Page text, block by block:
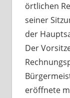
örtlichen
seiner
der
Der
eröffnete